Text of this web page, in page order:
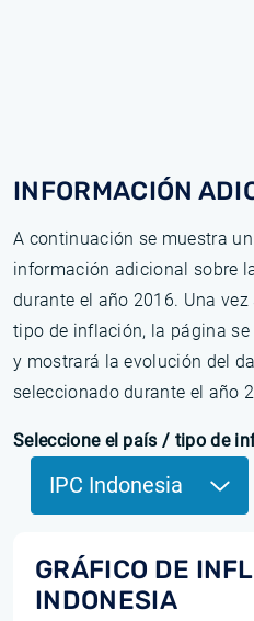
INFORMACIÓN
A continuación se muestra
información adicional sobre
durante el año 2016. Una
tipo de inflación, la página
y mostrará la evolución del
seleccionado durante el año
Seleccione el país / tipo de
IPC Indonesia
GRÁFICO DE
INDONESIA